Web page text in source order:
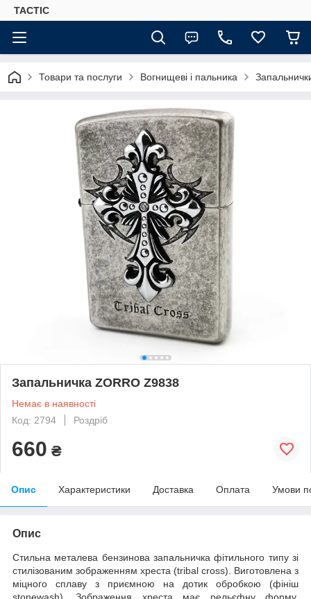
TACTIC
Товари та послуги Вогнищеві і пальника
Запальничка ZORRO Z9838
Немає в наявності
Код: 2794
Роздріб
660 ₴
Опис Характеристики Доставка Оплата Умови
Опис
Стильна металева бензинова запальничка фітильного типу зі
стилізованим зображенням хреста (tribal cross). Виготовлена з
міцного сплаву з приємною на дотик обробкою (фініш
stonewash). Зображення хреста має рельєфну форму.